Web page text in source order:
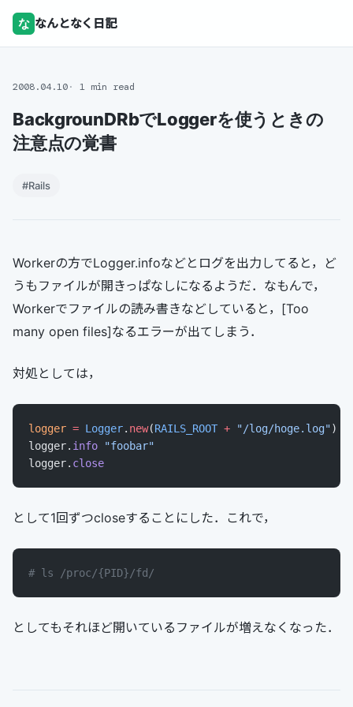
な なんとなく日記
2008.04.10 1 min read
BackgrounDRbでLoggerを使うときの
注意点の覚書
#Rails
Workerの方でLogger.infoなどとログを出力してると，ど
うもファイルが開きっぱなしになるようだ．なもんで，
Workerでファイルの読み書きなどしていると，[Too
many open files]なるエラーが出てしまう．
対処としては，
logger = Logger. new(RAILS_ROOT + "/log/hoge.log")
logger. info "foobar"
logger. close
として1回ずつcloseすることにした．これで，
# ls /proc/{PID}/fd/
としてもそれほど開いているファイルが増えなくなった．